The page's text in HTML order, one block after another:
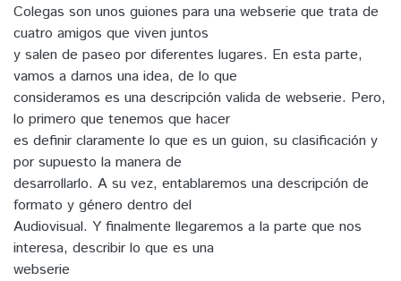
Colegas son unos guiones para una webserie que trata de
cuatro amigos que viven juntos
y salen de paseo por diferentes lugares. En esta parte,
vamos a darnos una idea, de lo que
consideramos es una descripción valida de webserie. Pero,
lo primero que tenemos que hacer
es definir claramente lo que es un guion, su clasificación y
por supuesto la manera de
desarrollarlo. A su vez, entablaremos una descripción de
formato y género dentro del
Audiovisual. Y finalmente llegaremos a la parte que nos
interesa, describir lo que es una
webserie